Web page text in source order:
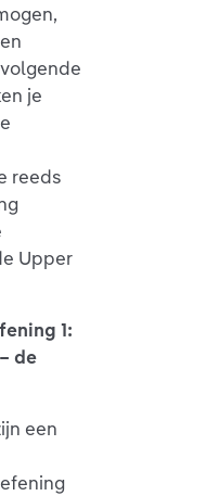
je
reeds
Upper
1:
de
een